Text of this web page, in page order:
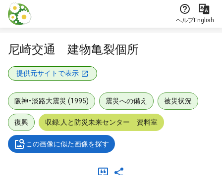
本文に飛ぶ
ヘルプEnglish
尼崎交通 建物亀裂個所
提供元サイトで表示
阪神・淡路大震災 (1995) 震災への備え 被災状況
復興 収録:人と防災未来センター 資料室
この画像に似た画像を探す